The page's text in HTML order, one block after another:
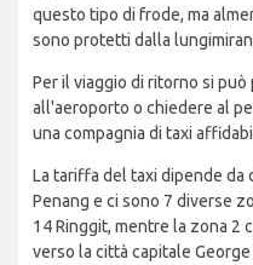
questo tipo di frode, ma
sono protetti dalla
Per il viaggio di ritorno si
all'aeroporto o chiedere al
una compagnia di taxi
La tariffa del taxi dipende da
Penang e ci sono 7 diverse
14 Ringgit, mentre la zona 2
verso la città capitale